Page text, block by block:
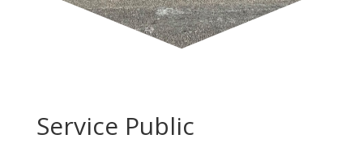
Service Public